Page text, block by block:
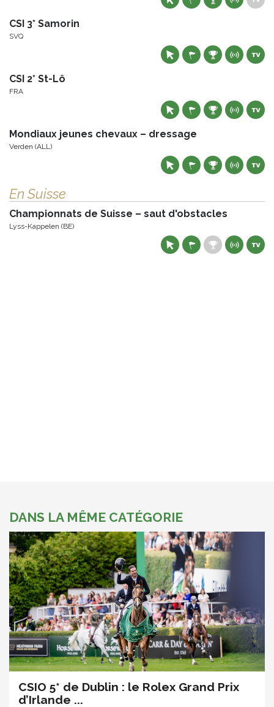
CSI 3* Samorin
SVQ
CSI 2* St-Lô
FRA
Mondiaux jeunes chevaux – dressage
Verden (ALL)
En Suisse
Championnats de Suisse – saut d'obstacles
Lyss-Kappelen (BE)
DANS LA MÊME CATÉGORIE
CSIO 5* de Dublin : le Rolex Grand Prix
d’Irlande ...